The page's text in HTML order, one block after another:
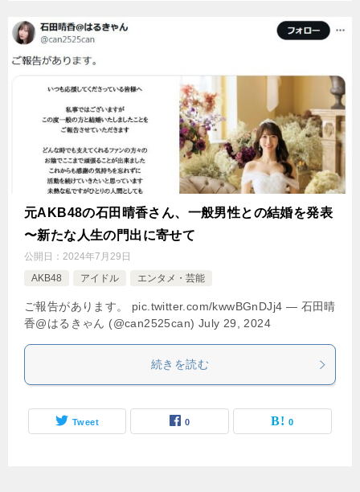
元AKB48の石田晴香さん、一般男性との結婚を発表
〜新たな人生の門出に寄せて
公開日： 2024年7月29日
AKB48
アイドル エンタメ・芸能
ご報告があります。 pic.twitter.com/kwwBGnDJj4 — 石田晴
香@はるきゃん (@can2525can) July 29, 2024
続きを読む
Tweet 0 0